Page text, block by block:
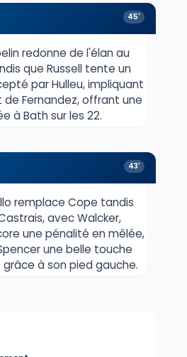
45'
redonne de l'élan au
que Russell tente un
par Hulleu, impliquant
Fernandez, offrant une
à Bath sur les 22.
43'
remplace Cope tandis
avec Walcker,
une pénalité en mêlée,
une belle touche
grâce à son pied gauche.